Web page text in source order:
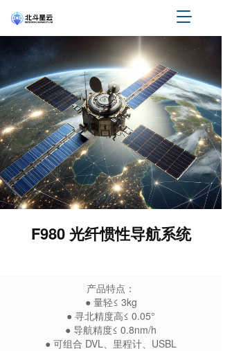
T
l
e
n
a
v
i
g
a
t
i
o
n
F980 光纤惯性导航系统
产品特点：
● 量轻≤ 3kg
● 寻北精度高≤ 0.05°
● 导航精度≤ 0.8nm/h
● 可组合 DVL、里程计、USBL